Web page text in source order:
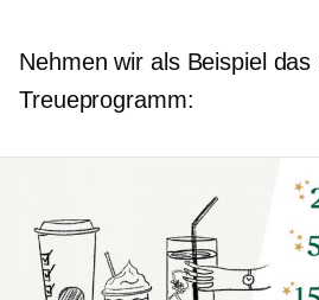
Nehmen wir als Beispiel das
Treueprogramm: